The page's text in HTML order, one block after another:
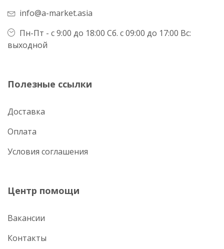
info@a-market.asia
Пн-Пт - с 9:00 до 18:00 Сб. с 09:00 до 17:00 Вс:
выходной
Полезные ссылки
Доставка
Оплата
Условия соглашения
Центр помощи
Вакансии
Контакты